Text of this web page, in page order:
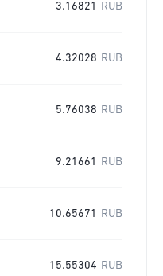
3.16821 RUB
4.32028 RUB
5.76038 RUB
9.21661 RUB
10.65671 RUB
15.55304 RUB